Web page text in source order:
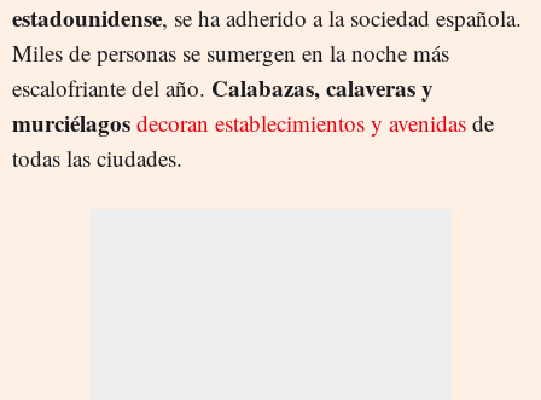
estadounidense, se ha adherido a la sociedad española.
Miles de personas se sumergen en la noche más
escalofriante del año. Calabazas, calaveras y
murciélagos decoran establecimientos y avenidas de
todas las ciudades.